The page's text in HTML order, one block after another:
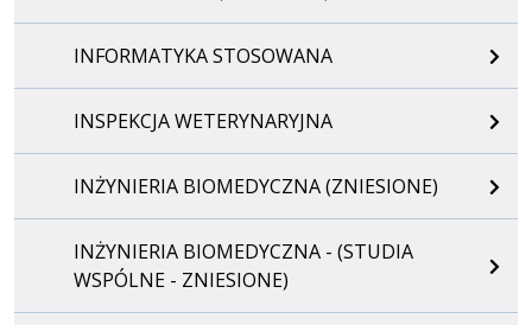
INFORMATYKA STOSOWANA
INSPEKCJA WETERYNARYJNA
INŻYNIERIA BIOMEDYCZNA (ZNIESIONE)
INŻYNIERIA BIOMEDYCZNA - (STUDIA
WSPÓLNE - ZNIESIONE)